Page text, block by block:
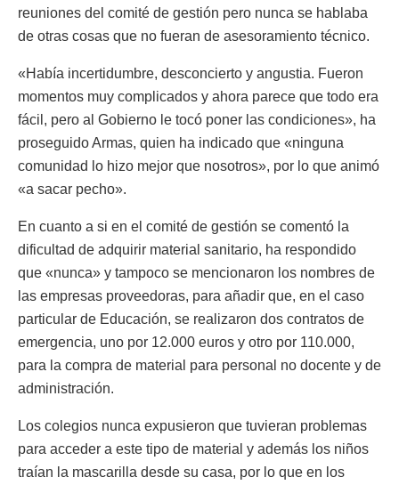
reuniones del comité de gestión pero nunca se hablaba
de otras cosas que no fueran de asesoramiento técnico.
«Había incertidumbre, desconcierto y angustia. Fueron
momentos muy complicados y ahora parece que todo era
fácil, pero al Gobierno le tocó poner las condiciones», ha
proseguido Armas, quien ha indicado que «ninguna
comunidad lo hizo mejor que nosotros», por lo que animó
«a sacar pecho».
En cuanto a si en el comité de gestión se comentó la
dificultad de adquirir material sanitario, ha respondido
que «nunca» y tampoco se mencionaron los nombres de
las empresas proveedoras, para añadir que, en el caso
particular de Educación, se realizaron dos contratos de
emergencia, uno por 12.000 euros y otro por 110.000,
para la compra de material para personal no docente y de
administración.
Los colegios nunca expusieron que tuvieran problemas
para acceder a este tipo de material y además los niños
traían la mascarilla desde su casa, por lo que en los